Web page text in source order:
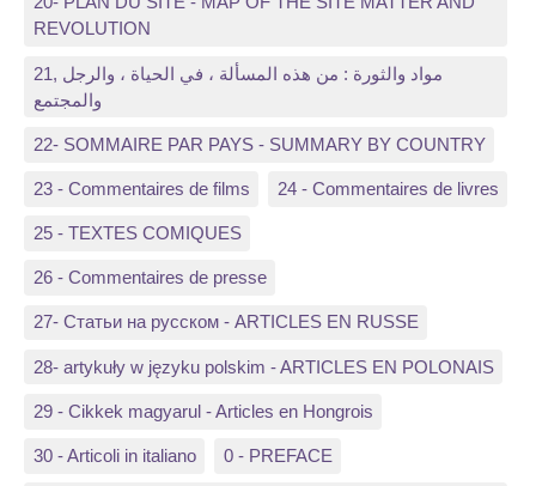
REVOLUTION
21, مواد والثورة : من هذه المسألة ، في الحياة ، والرجل
والمجتمع
22- SOMMAIRE PAR PAYS - SUMMARY BY COUNTRY
23 - Commentaires de films 24 - Commentaires de livres
25 - TEXTES COMIQUES
26 - Commentaires de presse
27- Статьи на русском - ARTICLES EN RUSSE
28- artykuły w języku polskim - ARTICLES EN POLONAIS
29 - Cikkek magyarul - Articles en Hongrois
30 - Articoli in italiano 0 - PREFACE